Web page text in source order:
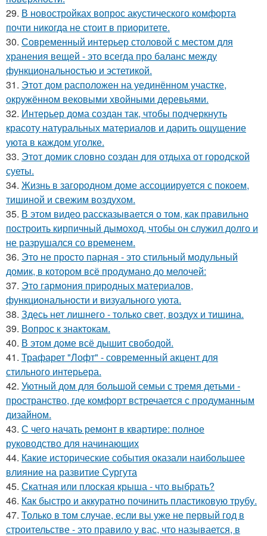
29. В новостройках вопрос акустического комфорта
почти никогда не стоит в приоритете.
30. Современный интерьер столовой с местом для
хранения вещей - это всегда про баланс между
функциональностью и эстетикой.
31. Этот дом расположен на уединённом участке,
окружённом вековыми хвойными деревьями.
32. Интерьер дома создан так, чтобы подчеркнуть
красоту натуральных материалов и дарить ощущение
уюта в каждом уголке.
33. Этот домик словно создан для отдыха от городской
суеты.
34. Жизнь в загородном доме ассоциируется с покоем,
тишиной и свежим воздухом.
35. В этом видео рассказывается о том, как правильно
построить кирпичный дымоход, чтобы он служил долго и
не разрушался со временем.
36. Это не просто парная - это стильный модульный
домик, в котором всё продумано до мелочей:
37. Это гармония природных материалов,
функциональности и визуального уюта.
38. Здесь нет лишнего - только свет, воздух и тишина.
39. Вопрос к знактокам.
40. В этом доме всё дышит свободой.
41. Трафарет "Лофт" - современный акцент для
стильного интерьера.
42. Уютный дом для большой семьи с тремя детьми -
пространство, где комфорт встречается с продуманным
дизайном.
43. С чего начать ремонт в квартире: полное
руководство для начинающих
44. Какие исторические события оказали наибольшее
влияние на развитие Сургута
45. Скатная или плоская крыша - что выбрать?
46. Как быстро и аккуратно починить пластиковую трубу.
47. Только в том случае, если вы уже не первый год в
строительстве - это правило у вас, что называется, в